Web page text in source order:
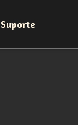
Suporte